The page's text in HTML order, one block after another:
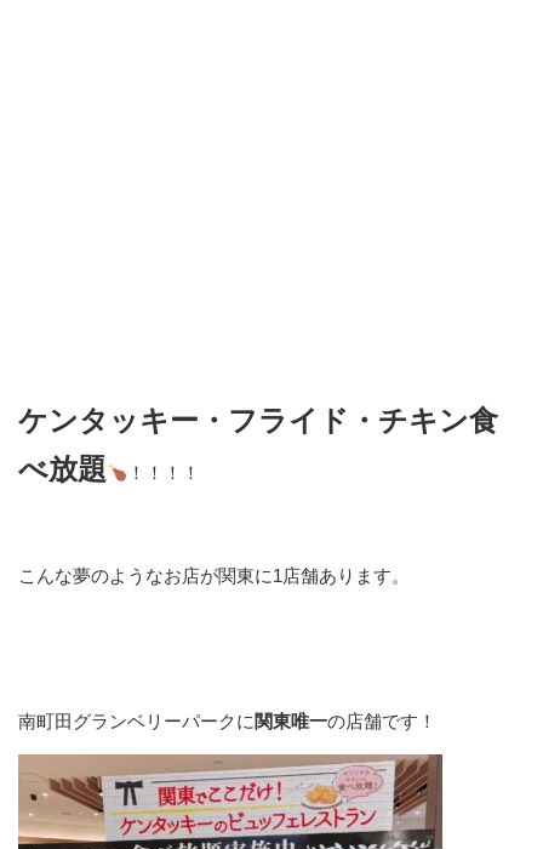
ケンタッキー・フライド・チキン食
べ放題
！！！！
こんな夢のようなお店が関東に1店舗あります。
南町田グランベリーパークに 関東唯一の店舗です！